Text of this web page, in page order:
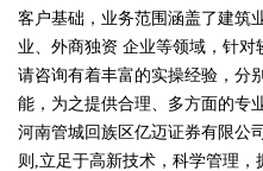
客户基础，业务范围涵盖了建筑
业、外商独资 企业等领域，针
请咨询有着丰富的实操经验，分
能，为之提供合理、多方面的专
河南管城回族区亿迈证券有限公
则,立足于高新技术，科学管理